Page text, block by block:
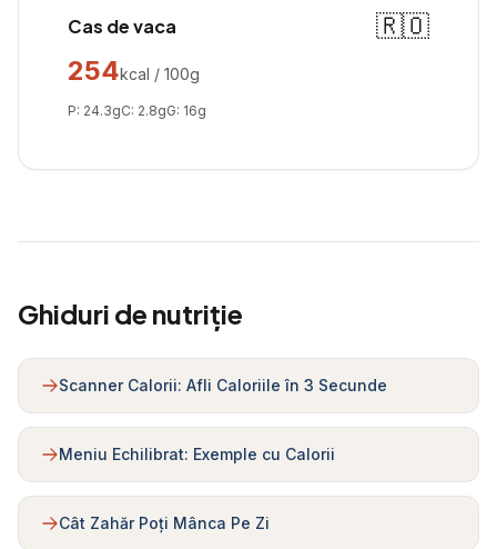
Cas de vaca
🇷🇴
254kcal / 100g
P: 24.3gC: 2.8gG: 16g
Ghiduri de nutriție
Scanner Calorii: Afli Caloriile în 3 Secunde
Meniu Echilibrat: Exemple cu Calorii
Cât Zahăr Poți Mânca Pe Zi